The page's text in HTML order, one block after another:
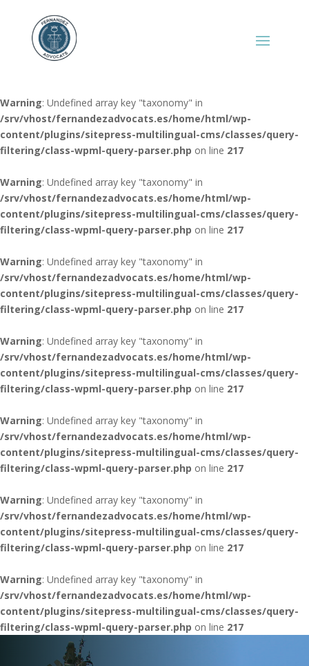
Warning: Undefined array key "taxonomy" in
/srv/vhost/fernandezadvocats.es/home/html/wp-
content/plugins/sitepress-multilingual-cms/classes/query-
filtering/class-wpml-query-parser.php on line 217
Warning: Undefined array key "taxonomy" in
/srv/vhost/fernandezadvocats.es/home/html/wp-
content/plugins/sitepress-multilingual-cms/classes/query-
filtering/class-wpml-query-parser.php on line 217
Warning: Undefined array key "taxonomy" in
/srv/vhost/fernandezadvocats.es/home/html/wp-
content/plugins/sitepress-multilingual-cms/classes/query-
filtering/class-wpml-query-parser.php on line 217
Warning: Undefined array key "taxonomy" in
/srv/vhost/fernandezadvocats.es/home/html/wp-
content/plugins/sitepress-multilingual-cms/classes/query-
filtering/class-wpml-query-parser.php on line 217
Warning: Undefined array key "taxonomy" in
/srv/vhost/fernandezadvocats.es/home/html/wp-
content/plugins/sitepress-multilingual-cms/classes/query-
filtering/class-wpml-query-parser.php on line 217
Warning: Undefined array key "taxonomy" in
/srv/vhost/fernandezadvocats.es/home/html/wp-
content/plugins/sitepress-multilingual-cms/classes/query-
filtering/class-wpml-query-parser.php on line 217
Warning: Undefined array key "taxonomy" in
/srv/vhost/fernandezadvocats.es/home/html/wp-
content/plugins/sitepress-multilingual-cms/classes/query-
filtering/class-wpml-query-parser.php on line 217